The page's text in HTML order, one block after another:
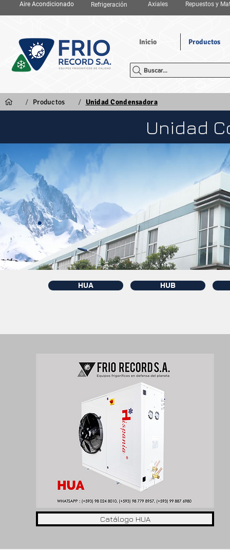
Aire Acondicionado Refrigeración Axiales Repuestos y
Inicio Productos
Buscar...
/ Productos / Unidad Condensadora
Unidad
HUA HUB
Catálogo HUA